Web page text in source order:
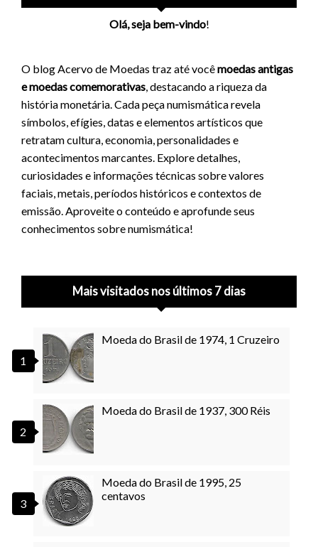
Olá, seja bem-vindo!
O blog Acervo de Moedas traz até vocêmoedas antigas
e moedas comemorativas, destacando a riqueza da
história monetária. Cada peça numismática revela
símbolos, efígies, datas e elementos artísticos que
retratam cultura, economia, personalidades e
acontecimentos marcantes. Explore detalhes,
curiosidades e informações técnicas sobre valores
faciais, metais, períodos históricos e contextos de
emissão. Aproveite o conteúdo e aprofunde seus
conhecimentos sobre numismática!
Mais visitados nos últimos 7 dias
Moeda do Brasil de 1974, 1 Cruzeiro
Moeda do Brasil de 1937, 300 Réis
Moeda do Brasil de 1995, 25
centavos